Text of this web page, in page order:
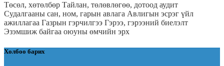
Төсөл, хөтөлбөр Тайлан, төлөвлөгөө, дотоод аудит
Судалгааны сан, ном, гарын авлага Авлигын эсрэг үйл
ажиллагаа Газрын гэрчилгээ Гэрээ, гэрээний биелэлт
Эзэмшиж байгаа оюуны өмчийн эрх
Холбоо барих